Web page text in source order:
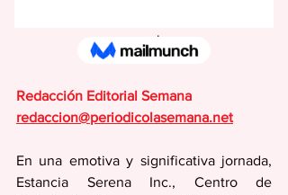
proyecto.
Redacción Editorial Semana
redaccion@periodicolasemana.net
En una emotiva y significativa jornada,
Estancia Serena Inc., Centro de